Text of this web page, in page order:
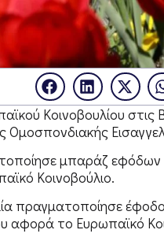
Κοινοβουλίου
μπαράζ
Κοινοβούλιο.
πραγματοποίησε
αφορά το Ευρωπαϊκό